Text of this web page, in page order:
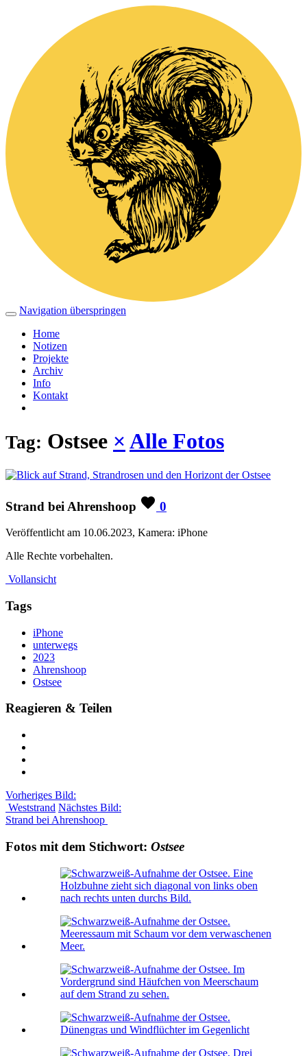
Navigation überspringen
Home
Notizen
Projekte
Archiv
Info
Kontakt
Tag: Ostsee × Alle Fotos
Strand bei Ahrenshoop 0
Veröffentlicht am 10.06.2023, Kamera: iPhone
Alle Rechte vorbehalten.
Vollansicht
Tags
iPhone
unterwegs
2023
Ahrenshoop
Ostsee
Reagieren & Teilen
Vorheriges Bild:
Weststrand Nächstes Bild:
Strand bei Ahrenshoop
Fotos mit dem Stichwort: Ostsee